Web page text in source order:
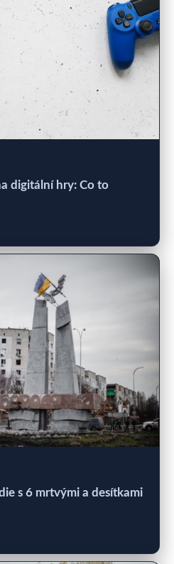
digitální hry: Co to
s 6 mrtvými a desítkami